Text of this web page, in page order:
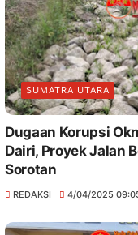
SUMATRA UTARA
Dugaan Korupsi
Dairi, Proyek Jalan
Sorotan
REDAKSI 4/04/2025